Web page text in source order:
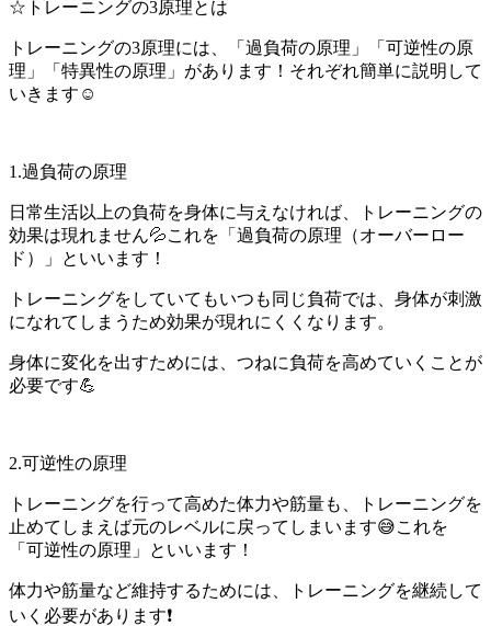
☆トレーニングの3原理とは
トレーニングの3原理には、「過負荷の原理」「可逆性の原
理」「特異性の原理」があります！それぞれ簡単に説明して
いきます☺️
1.過負荷の原理
日常生活以上の負荷を身体に与えなければ、トレーニングの
効果は現れません💦これを「過負荷の原理（オーバーロー
ド）」といいます！
トレーニングをしていてもいつも同じ負荷では、身体が刺激
になれてしまうため効果が現れにくくなります。
身体に変化を出すためには、つねに負荷を高めていくことが
必要です💪
2.可逆性の原理
トレーニングを行って高めた体力や筋量も、トレーニングを
止めてしまえば元のレベルに戻ってしまいます😅これを
「可逆性の原理」といいます！
体力や筋量など維持するためには、トレーニングを継続して
いく必要があります❗